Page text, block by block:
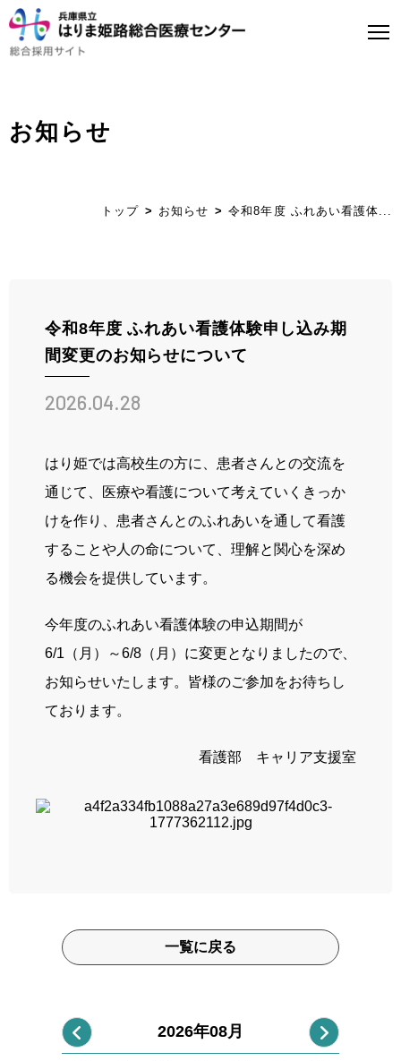
はり姫について
看護師募集について
ストーリー
先輩の声
お知らせ
ブログ
採用情報
病院ホームページ
お知らせ
トップ お知らせ 令和8年度 ふれあい看護体...
令和8年度 ふれあい看護体験申し込み期
間変更のお知らせについて
2026.04.28
はり姫では高校生の方に、患者さんとの交流を
通じて、医療や看護について考えていくきっか
けを作り、患者さんとのふれあいを通して看護
することや人の命について、理解と関心を深め
る機会を提供しています。
今年度のふれあい看護体験の申込期間が
6/1（月）～6/8（月）に変更となりましたので、
お知らせいたします。皆様のご参加をお待ちし
ております。
看護部 キャリア支援室
一覧に戻る
2026年08月